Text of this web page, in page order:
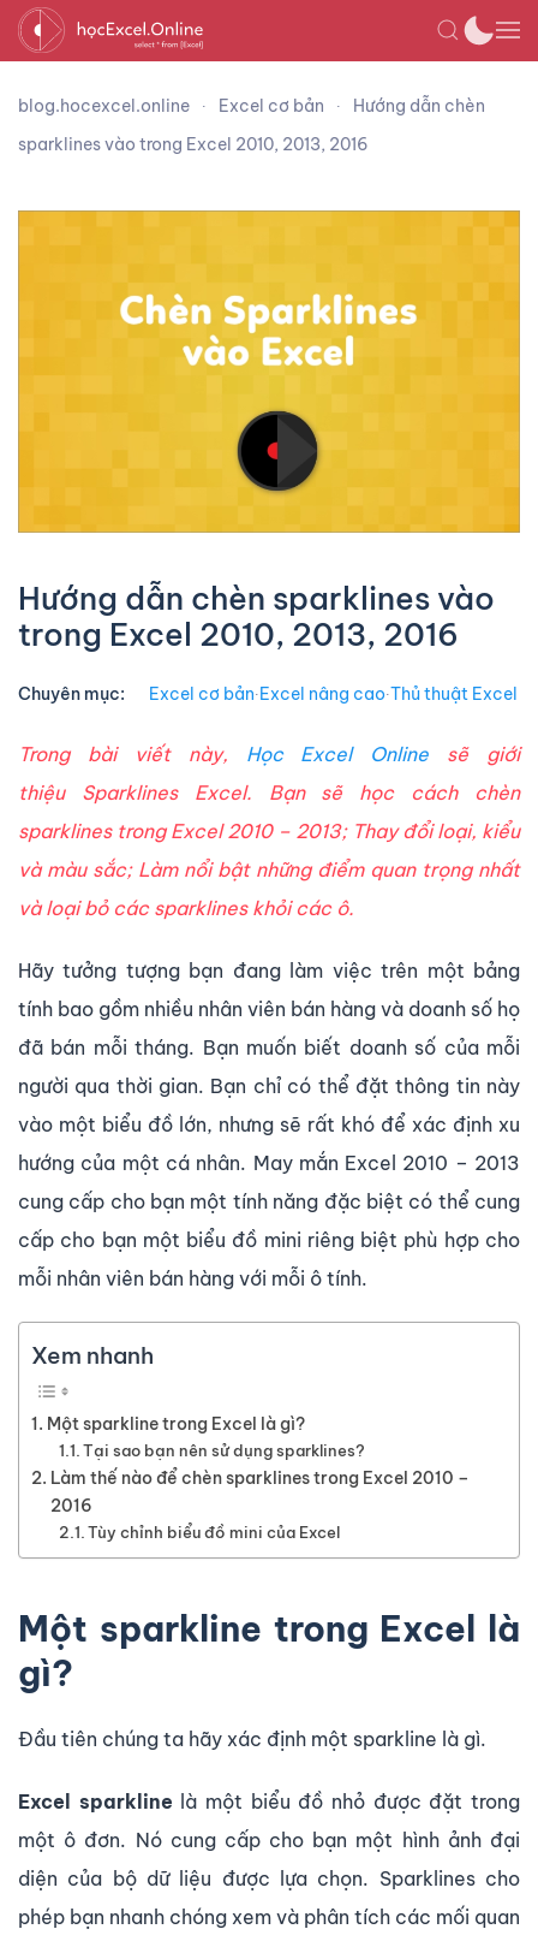
blog.hocexcel.online Excel cơ bản
Hướng dẫn chèn
sparklines vào trong Excel 2010, 2013, 2016
Hướng dẫn chèn sparklines vào
trong Excel 2010, 2013, 2016
Chuyên mục: Excel cơ bản∙Excel nâng cao∙Thủ thuật Excel
Trong bài viết này, Học Excel Online sẽ giới
thiệu Sparklines Excel. Bạn sẽ học cách chèn
sparklines trong Excel 2010 – 2013; Thay đổi loại, kiểu
và màu sắc; Làm nổi bật những điểm quan trọng nhất
và loại bỏ các sparklines khỏi các ô.
Hãy tưởng tượng bạn đang làm việc trên một bảng
tính bao gồm nhiều nhân viên bán hàng và doanh số họ
đã bán mỗi tháng. Bạn muốn biết doanh số của mỗi
người qua thời gian. Bạn chỉ có thể đặt thông tin này
vào một biểu đồ lớn, nhưng sẽ rất khó để xác định xu
hướng của một cá nhân. May mắn Excel 2010 – 2013
cung cấp cho bạn một tính năng đặc biệt có thể cung
cấp cho bạn một biểu đồ mini riêng biệt phù hợp cho
mỗi nhân viên bán hàng với mỗi ô tính.
Xem nhanh
Một sparkline trong Excel là gì?
Tại sao bạn nên sử dụng sparklines?
Làm thế nào để chèn sparklines trong Excel 2010 –
2016
Tùy chỉnh biểu đồ mini của Excel
Một sparkline trong Excel là
gì?
Đầu tiên chúng ta hãy xác định một sparkline là gì.
Excel sparkline là một biểu đồ nhỏ được đặt trong
một ô đơn. Nó cung cấp cho bạn một hình ảnh đại
diện của bộ dữ liệu được lựa chọn. Sparklines cho
phép bạn nhanh chóng xem và phân tích các mối quan